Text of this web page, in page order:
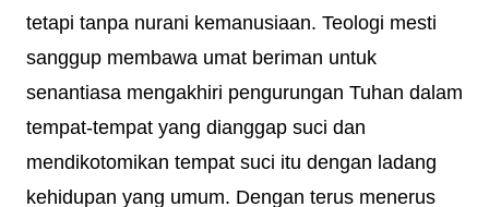
tetapi tanpa nurani kemanusiaan. Teologi mesti
sanggup membawa umat beriman untuk
senantiasa mengakhiri pengurungan Tuhan dalam
tempat-tempat yang dianggap suci dan
mendikotomikan tempat suci itu dengan ladang
kehidupan yang umum. Dengan terus menerus